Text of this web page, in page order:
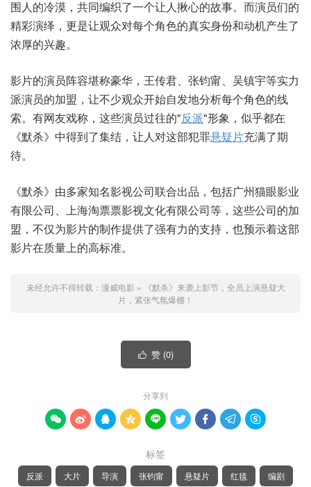
围人的冷漠，共同编织了一个让人揪心的故事。而演员们的
精彩演绎，更是让观众对每个角色的真实身份和动机产生了
浓厚的兴趣。
影片的演员阵容堪称豪华，王传君、张钧甯、吴镇宇等实力
派演员的加盟，让不少观众开始自发地分析每个角色的线
索。有网友戏称，这些演员过往的"反派"形象，似乎都在
《默杀》中得到了集结，让人对这部犯罪悬疑片充满了期
待。
《默杀》由多家知名影视公司联合出品，包括广州猫眼影业
有限公司、上海淘票票影视文化有限公司等，这些公司的加
盟，不仅为影片的制作提供了强有力的支持，也预示着这部
影片在质量上的高标准。
未经允许不得转载： 漫威电影 »
《默杀》来袭上影节，全员上演悬疑大
片，紧张气氛爆棚！
 赞 (0)
分享到
        
标签
反派 大片 导演 张钧甯 悬疑片 红毯 编剧